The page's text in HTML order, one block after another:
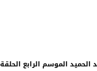
الموسم الرابع الحلقة 21